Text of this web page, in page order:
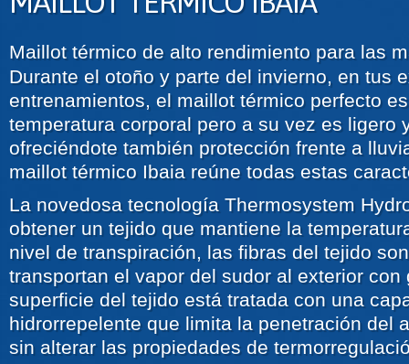
Maillot térmico de alto rendimiento para las
Durante el otoño y parte del invierno, en tus
entrenamientos, el maillot térmico perfecto
temperatura corporal pero a su vez es ligero
ofreciéndote también protección frente a
maillot térmico Ibaia reúne todas estas
La novedosa tecnología Thermosystem
obtener un tejido que mantiene la
nivel de transpiración, las fibras del tejido
transportan el vapor del sudor al exterior con
superficie del tejido está tratada con una
hidrorrepelente que limita la penetración del
sin alterar las propiedades de